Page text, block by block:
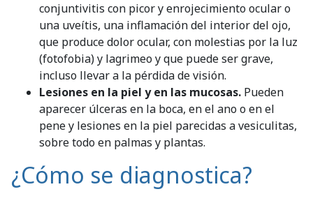
conjuntivitis con picor y enrojecimiento ocular o
una uveítis, una inflamación del interior del ojo,
que produce dolor ocular, con molestias por la luz
(fotofobia) y lagrimeo y que puede ser grave,
incluso llevar a la pérdida de visión.
Lesiones en la piel y en las mucosas. Pueden
aparecer úlceras en la boca, en el ano o en el
pene y lesiones en la piel parecidas a vesiculitas,
sobre todo en palmas y plantas.
¿Cómo se diagnostica?